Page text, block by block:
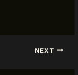
NEXT